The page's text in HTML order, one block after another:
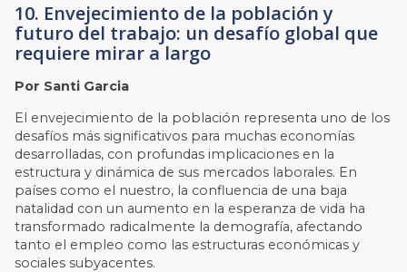
10. Envejecimiento de la población y
futuro del trabajo: un desafío global que
requiere mirar a largo
Por Santi Garcia
El envejecimiento de la población representa uno de los
desafíos más significativos para muchas economías
desarrolladas, con profundas implicaciones en la
estructura y dinámica de sus mercados laborales. En
países como el nuestro, la confluencia de una baja
natalidad con un aumento en la esperanza de vida ha
transformado radicalmente la demografía, afectando
tanto el empleo como las estructuras económicas y
sociales subyacentes.